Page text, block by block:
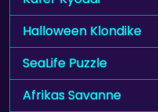
Halloween Klondike
SeaLife Puzzle
Afrikas Savanne